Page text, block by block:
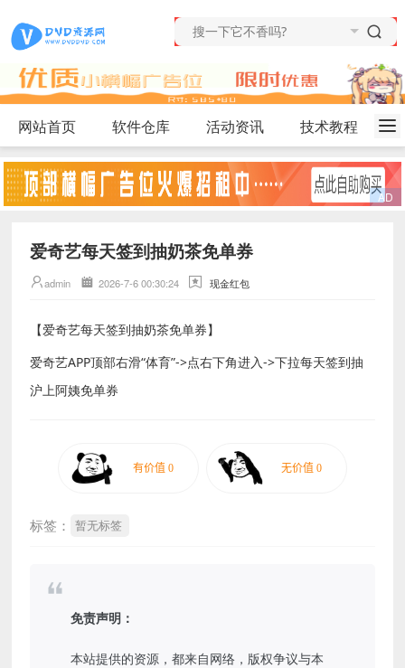
网站首页 软件仓库 活动资讯 技术教程
爱奇艺每天签到抽奶茶免单券
admin 2026-7-6 00:30:24 现金红包
【爱奇艺每天签到抽奶茶免单券】
爱奇艺APP顶部右滑“体育”->点右下角进入->下拉每天签到抽
沪上阿姨免单券
标签： 暂无标签
免责声明：
本站提供的资源，都来自网络，版权争议与本